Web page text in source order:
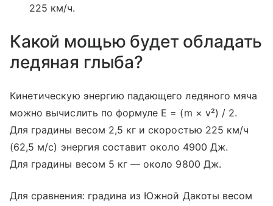
225 км/ч.
Какой мощью будет обладать
ледяная глыба?
Кинетическую энергию падающего ледяного мяча
можно вычислить по формуле E = (m × v²) / 2.
Для градины весом 2,5 кг и скоростью 225 км/ч
(62,5 м/с) энергия составит около 4900 Дж.
Для градины весом 5 кг — около 9800 Дж.
Для сравнения: градина из Южной Дакоты весом